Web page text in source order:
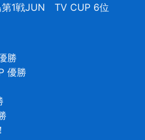
第1戦JUN TV CUP 6位
勝
優勝